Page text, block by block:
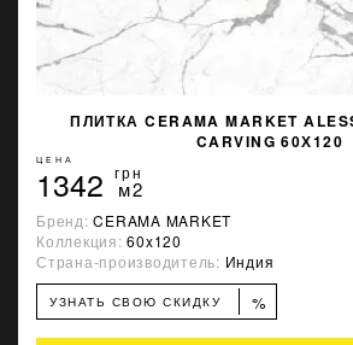
ПЛИТКА CERAMA MARKET
CARVING 60Х120
ЦЕНА
1342 грн
м2
Бренд:CERAMA MARKET
Коллекция:60x120
Страна-производитель: Индия
УЗНАТЬ СВОЮ СКИДКУ %